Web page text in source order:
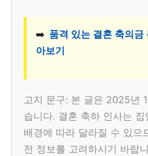
➡️ 품격 있는 결혼 축의금
아보기
고지 문구: 본 글은 2025년
습니다. 결혼 축하 인사는
배경에 따라 달라질 수 있으
전 정보를 고려하시기 바랍